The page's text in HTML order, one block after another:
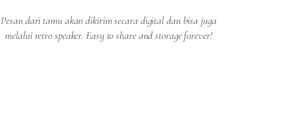
Pesan dari tamu akan dikirim secara digital dan bisa juga
melalui retro speaker. Easy to share and storage forever!